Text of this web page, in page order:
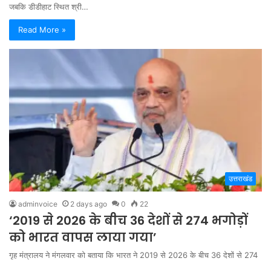
जबकि डीडीहाट स्थित श्री…
Read More »
उत्तराखंड
adminvoice 2 days ago 0 22
‘2019 से 2026 के बीच 36 देशों से 274 भगोड़ों
को भारत वापस लाया गया’
गृह मंत्रालय ने मंगलवार को बताया कि भारत ने 2019 से 2026 के बीच 36 देशों से 274